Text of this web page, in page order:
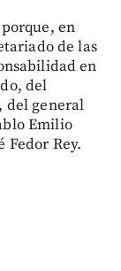
en
de las
en
del
del general
Emilio
Fedor Rey.